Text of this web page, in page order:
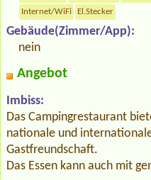
Internet/WiFi
El.Stecker
Gebäude(Zimmer/App):
nein
Angebot
Imbiss:
Das Campingrestaurant
nationale und
Gastfreundschaft.
Das Essen kann auch mit